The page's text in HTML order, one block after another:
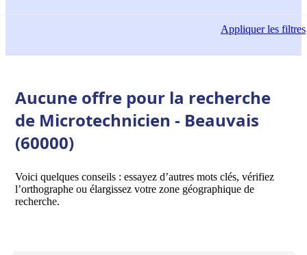
Appliquerles filtres
Aucune offre pour la recherche
de Microtechnicien - Beauvais
(60000)
Voici quelques conseils : essayez d’autres mots clés, vérifiez
l’orthographe ou élargissez votre zone géographique de
recherche.